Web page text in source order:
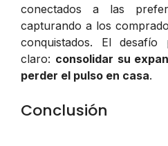
conectados a las
capturando a los
conquistados. El
claro: consolidar su
perder el pulso en casa.
Conclusión